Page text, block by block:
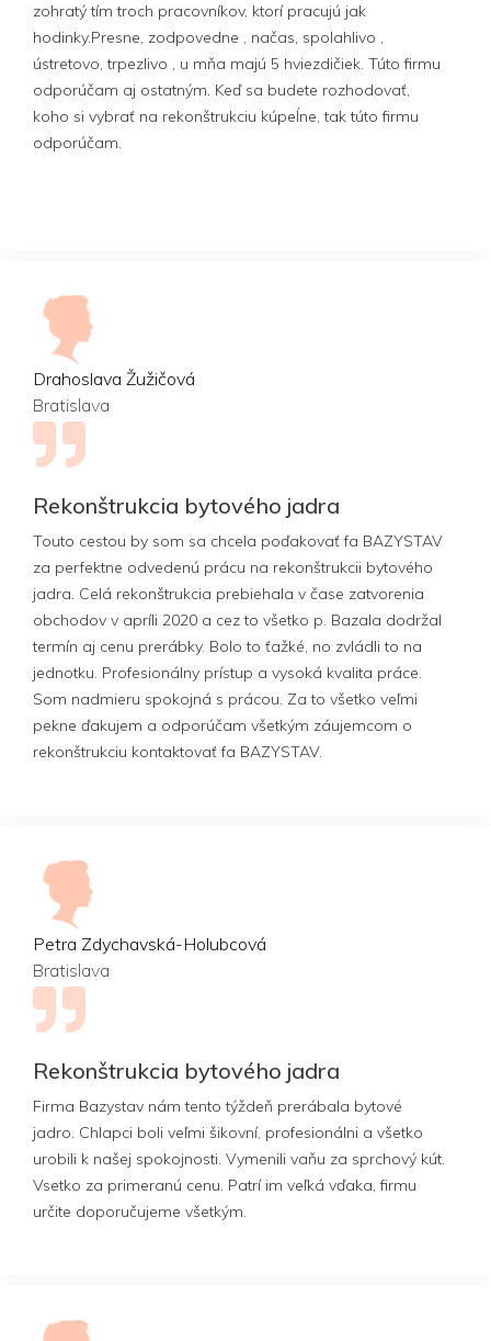
zohratý tím troch pracovníkov, ktorí pracujú jak
hodinky.Presne, zodpovedne , načas, spolahlivo ,
ústretovo, trpezlivo , u mňa majú 5 hviezdičiek. Túto firmu
odporúčam aj ostatným. Keď sa budete rozhodovať,
koho si vybrať na rekonštrukciu kúpeĺne, tak túto firmu
odporúčam.
Drahoslava Žužičová
Bratislava
Rekonštrukcia bytového jadra
Touto cestou by som sa chcela poďakovať fa BAZYSTAV
za perfektne odvedenú prácu na rekonštrukcii bytového
jadra. Celá rekonštrukcia prebiehala v čase zatvorenia
obchodov v apríli 2020 a cez to všetko p. Bazala dodržal
termín aj cenu prerábky. Bolo to ťažké, no zvládli to na
jednotku. Profesionálny prístup a vysoká kvalita práce.
Som nadmieru spokojná s prácou. Za to všetko veľmi
pekne ďakujem a odporúčam všetkým záujemcom o
rekonštrukciu kontaktovať fa BAZYSTAV.
Petra Zdychavská-Holubcová
Bratislava
Rekonštrukcia bytového jadra
Firma Bazystav nám tento týždeň prerábala bytové
jadro. Chlapci boli veľmi šikovní, profesionálni a všetko
urobili k našej spokojnosti. Vymenili vaňu za sprchový kút.
Vsetko za primeranú cenu. Patrí im veľká vďaka, firmu
určite doporučujeme všetkým.